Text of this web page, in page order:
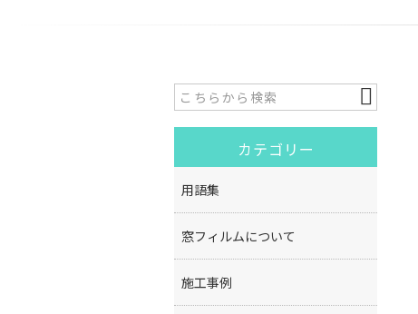
カテゴリー
用語集
窓フィルムについて
施工事例